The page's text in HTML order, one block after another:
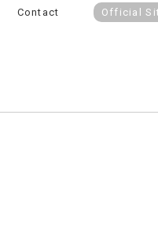
Contact Official